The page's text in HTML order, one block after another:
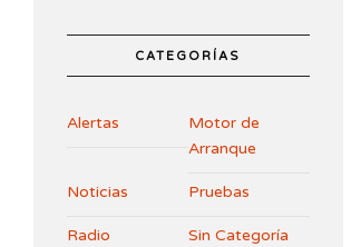
CATEGORÍAS
Alertas
Motor de
Arranque
Noticias Pruebas
Radio Sin Categoría